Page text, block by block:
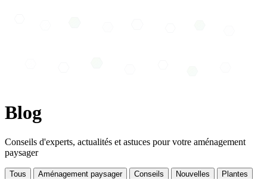
Blog
Conseils d'experts, actualités et astuces pour votre aménagement
paysager
Tous Aménagement paysager Conseils Nouvelles Plantes